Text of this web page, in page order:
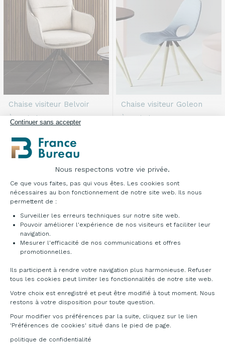
Continuer sans accepter
Nous respectons votre vie privée.
Plateforme de Gestion du Consentement :
Ce que vous faites, pas qui vous êtes. Les cookies sont
nécessaires au bon fonctionnement de notre site web. Ils nous
permettent de :
Surveiller les erreurs techniques sur notre site web.
Pouvoir améliorer l'expérience de nos visiteurs et faciliter leur
navigation.
Mesurer l'efficacité de nos communications et offres
promotionnelles.
Ils participent à rendre votre navigation plus harmonieuse. Refuser
tous les cookies peut limiter les fonctionnalités de notre site web.
Votre choix est enregistré et peut être modifié à tout moment. Nous
restons à votre disposition pour toute question.
Pour modifier vos préférences par la suite, cliquez sur le lien
'Préférences de cookies' situé dans le pied de page.
politique de confidentialité
Axeptio consent
DES CHAISES ET FAUTEUILS VISITEURS
DESIGN ET CONFORTABLES CHEZ FRANCE
BUREAU
Chaise visiteur Belvoir
À partir de
257,00 €
Chaise visiteur Goleon
À partir de
RECHERCHES FRÉQUENTES